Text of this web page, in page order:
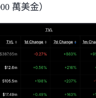
萬美金）